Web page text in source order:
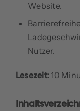
Website.
Nutzer.
Lesezeit:10